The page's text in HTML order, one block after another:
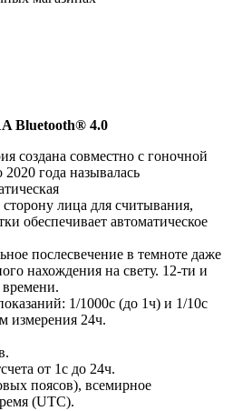
Bluetooth® 4.0
создана совместно с гоночной
года называлась
лица для считывания,
обеспечивает автоматическое
послесвечение в темноте даже
нахождения на свету. 12-ти и
1/1000с (до 1ч) и 1/10с
измерения 24ч.
от 1с до 24ч.
поясов), всемирное
(UTC).